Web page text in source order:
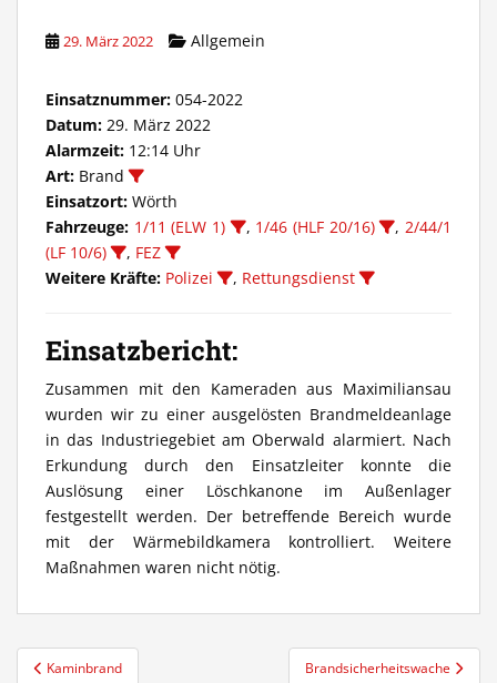
29. März 2022 Allgemein
Einsatznummer: 054-2022
Datum: 29. März 2022
Alarmzeit: 12:14 Uhr
Art: Brand
Einsatzort: Wörth
Fahrzeuge: 1/11 (ELW 1) , 1/46 (HLF 20/16) ,2/44/1
(LF 10/6)
, FEZ
Weitere Kräfte: Polizei , Rettungsdienst
Einsatzbericht:
Zusammen mit den Kameraden aus Maximiliansau
wurden wir zu einer ausgelösten Brandmeldeanlage
in das Industriegebiet am Oberwald alarmiert. Nach
Erkundung durch den Einsatzleiter konnte die
Auslösung einer Löschkanone im Außenlager
festgestellt werden. Der betreffende Bereich wurde
mit der Wärmebildkamera kontrolliert. Weitere
Maßnahmen waren nicht nötig.
Beitragsnavigation
Kaminbrand Brandsicherheitswache